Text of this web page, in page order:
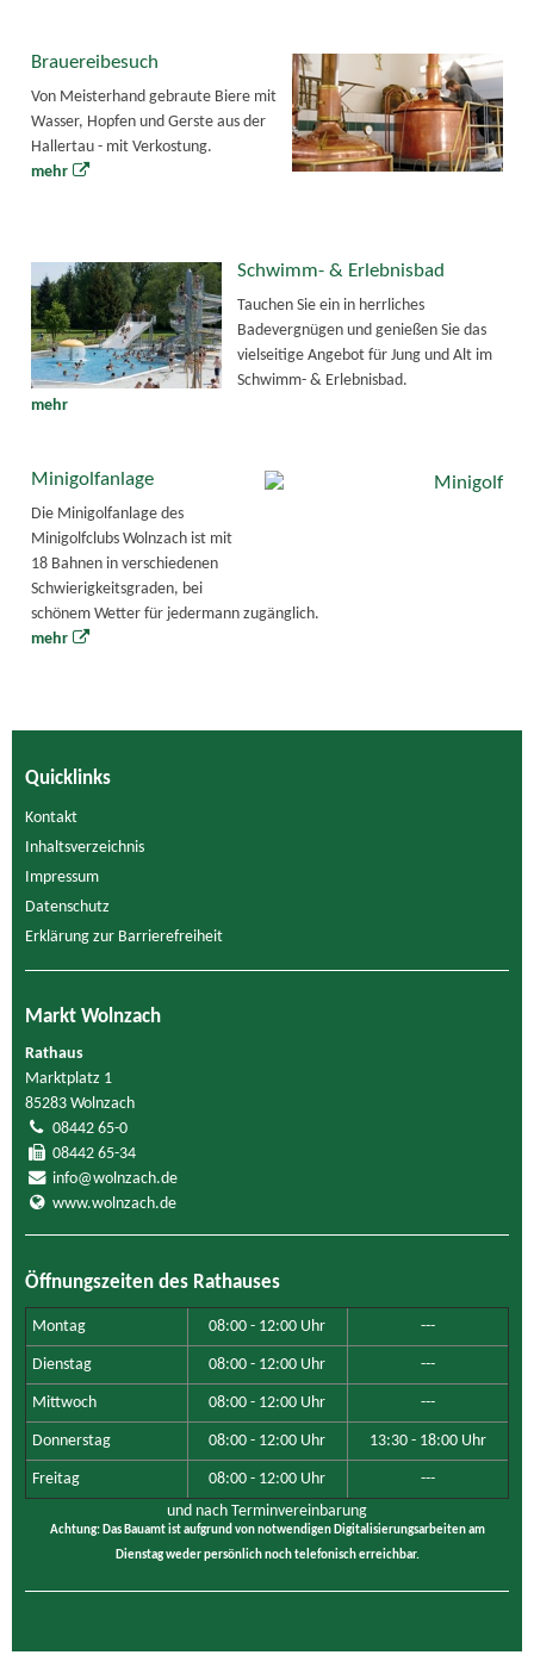
Brauereibesuch
Von Meisterhand gebraute Biere mit
Wasser, Hopfen und Gerste aus der
Hallertau - mit Verkostung.
mehr
Schwimm- & Erlebnisbad
Tauchen Sie ein in herrliches
Badevergnügen und genießen Sie das
vielseitige Angebot für Jung und Alt im
Schwimm- & Erlebnisbad.
mehr
Minigolfanlage
Die Minigolfanlage des
Minigolfclubs Wolnzach ist mit
18 Bahnen in verschiedenen
Schwierigkeitsgraden, bei
schönem Wetter für jedermann zugänglich.
mehr
Quicklinks
Kontakt
Inhaltsverzeichnis
Impressum
Datenschutz
Erklärung zur Barrierefreiheit
Markt Wolnzach
Rathaus
Marktplatz 1
85283 Wolnzach
08442 65-0
08442 65-34
info@wolnzach.de
www.wolnzach.de
Öffnungszeiten des Rathauses
Montag 08:00 - 12:00 Uhr ---
Dienstag 08:00 - 12:00 Uhr ---
Mittwoch 08:00 - 12:00 Uhr ---
Donnerstag 08:00 - 12:00 Uhr 13:30 - 18:00 Uhr
Freitag 08:00 - 12:00 Uhr
---
und nach Terminvereinbarung
Achtung: Das Bauamt ist aufgrund von notwendigen Digitalisierungsarbeiten am
Dienstag weder persönlich noch telefonisch erreichbar.